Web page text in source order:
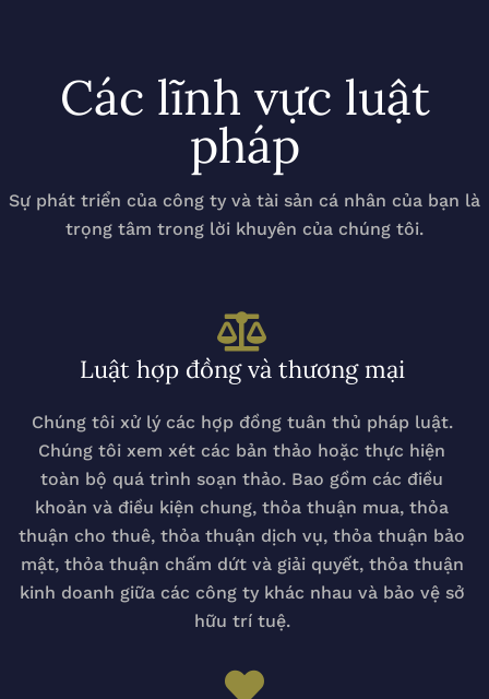
Các lĩnh vực luật
pháp
Sự phát triển của công ty và tài sản cá nhân của bạn là
trọng tâm trong lời khuyên của chúng tôi.
Luật hợp đồng và thương mại
Chúng tôi xử lý các hợp đồng tuân thủ pháp luật.
Chúng tôi xem xét các bản thảo hoặc thực hiện
toàn bộ quá trình soạn thảo. Bao gồm các điều
khoản và điều kiện chung, thỏa thuận mua, thỏa
thuận cho thuê, thỏa thuận dịch vụ, thỏa thuận bảo
mật, thỏa thuận chấm dứt và giải quyết, thỏa thuận
kinh doanh giữa các công ty khác nhau và bảo vệ sở
hữu trí tuệ.